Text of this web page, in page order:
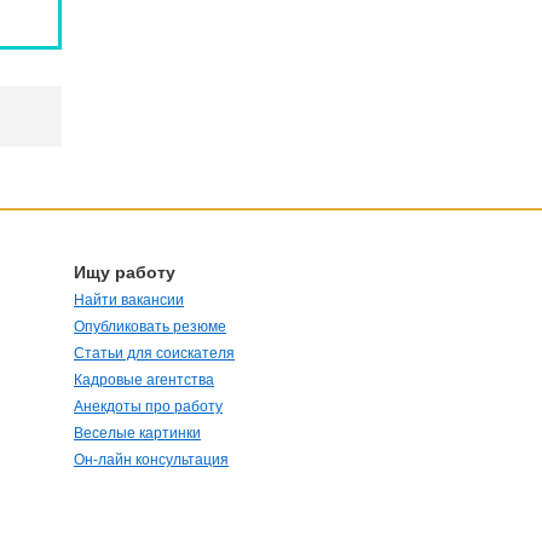
Ищу работу
Найти вакансии
Опубликовать резюме
Статьи для соискателя
Кадровые агентства
Анекдоты про работу
Веселые картинки
Он-лайн консультация